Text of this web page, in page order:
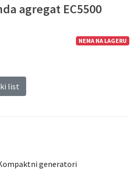
agregat EC5500
NEMA NA LAGERU
list
generatori